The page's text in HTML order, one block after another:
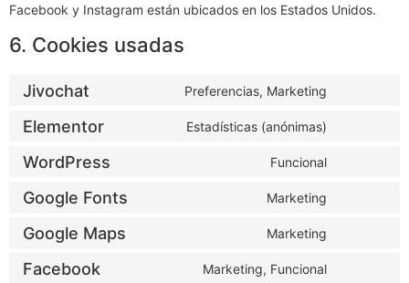
Facebook y Instagram están ubicados en los Estados Unidos.
6. Cookies usadas
Jivochat Preferencias, Marketing
Elementor Estadísticas (anónimas)
WordPress Funcional
Google Fonts Marketing
Google Maps Marketing
Facebook Marketing, Funcional